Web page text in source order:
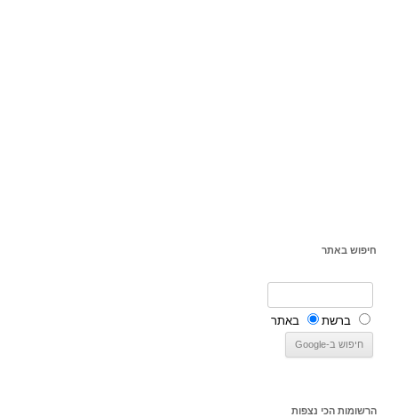
חיפוש באתר
ברשת באתר
הרשומות הכי נצפות